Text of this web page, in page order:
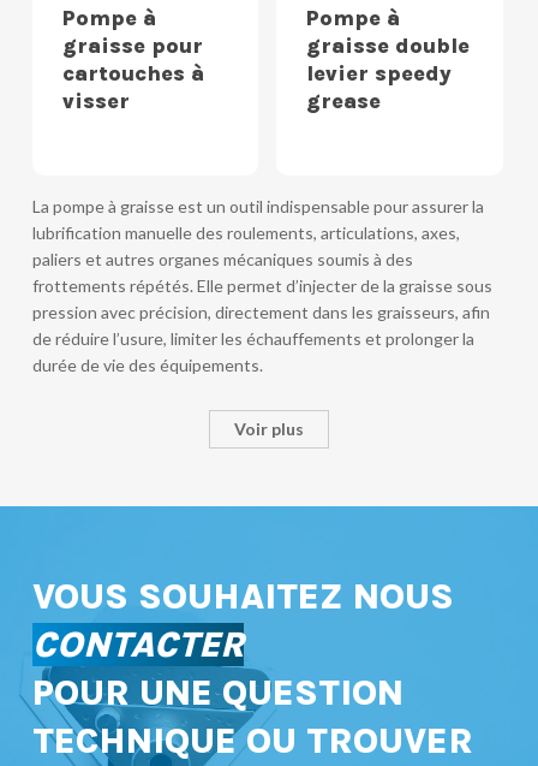
Pompe à
graisse pour
cartouches à
visser
Pompe à
graisse double
levier speedy
grease
La pompe à graisse est un outil indispensable pour assurer la
lubrification manuelle des roulements, articulations, axes,
paliers et autres organes mécaniques soumis à des
frottements répétés. Elle permet d’injecter de la graisse sous
pression avec précision, directement dans les graisseurs, afin
de réduire l’usure, limiter les échauffements et prolonger la
durée de vie des équipements.
Voir plus
VOUS SOUHAITEZ NOUS
CONTACTER
POUR UNE QUESTION
TECHNIQUE OU TROUVER